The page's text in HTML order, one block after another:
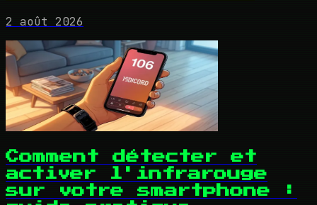
2 août 2026
Comment détecter et
activer l'infrarouge
sur votre smartphone :